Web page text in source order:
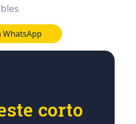
WhatsApp
corto